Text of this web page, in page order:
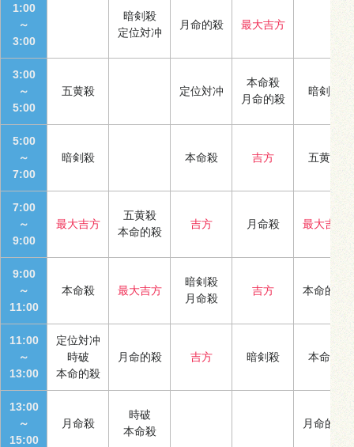
1:00
～
3:00
暗剣殺
定位対冲
月命的殺 最大吉方
3:00
～
5:00
五黄殺 定位対冲
本命殺
月命的殺
暗剣殺
5:00
～
7:00
暗剣殺 本命殺 吉方 五黄殺
7:00
～
9:00
最大吉方
五黄殺
本命的殺
吉方 月命殺 最大吉方
9:00
～
11:00
本命殺 最大吉方
暗剣殺
月命殺
吉方 本命的殺
11:00
～
13:00
定位対冲
時破
本命的殺
月命的殺 吉方 暗剣殺 本命殺
13:00
～
15:00
月命殺
時破
本命殺
月命的殺